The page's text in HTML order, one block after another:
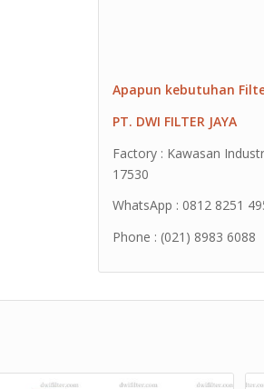
Apapun kebutuhan
PT. DWI FILTER JAYA
Factory : Kawasan
17530
WhatsApp : 0812 8251
Phone : (021) 8983 6088